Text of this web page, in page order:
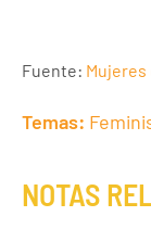
Fuente: Mujeres
Temas:
NOTAS